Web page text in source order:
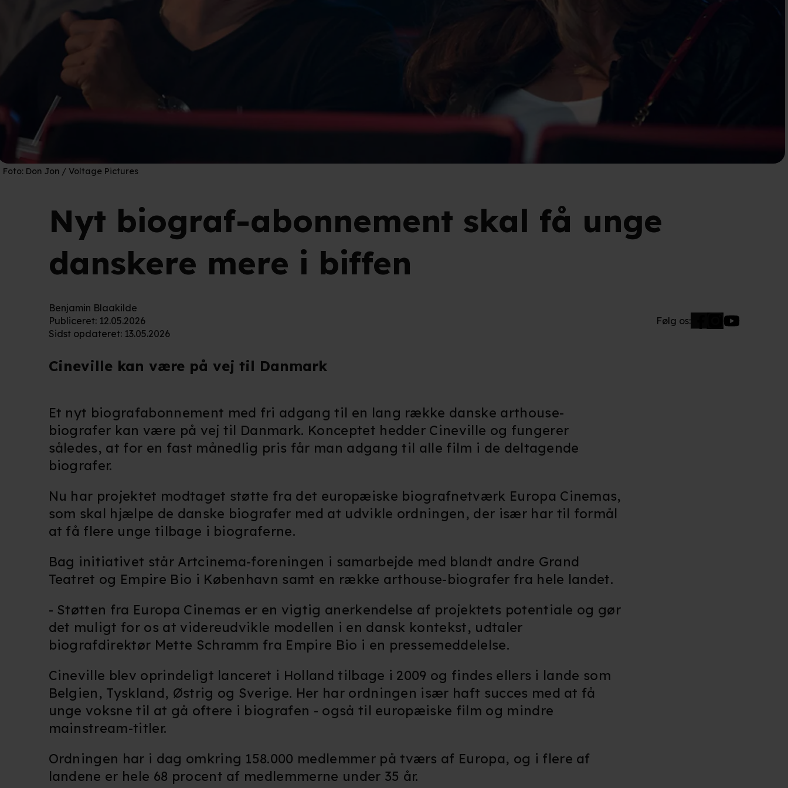
Foto: Don Jon / Voltage Pictures
Nyt biograf-abonnement skal få unge
danskere mere i biffen
Benjamin Blaakilde
Publiceret: 12.05.2026
Sidst opdateret: 13.05.2026
Følg os:
Cineville kan være på vej til Danmark
Et nyt biografabonnement med fri adgang til en lang række danske arthouse-
biografer kan være på vej til Danmark. Konceptet hedder Cineville og fungerer
således, at for en fast månedlig pris får man adgang til alle film i de deltagende
biografer.
Nu har projektet modtaget støtte fra det europæiske biografnetværk Europa Cinemas,
som skal hjælpe de danske biografer med at udvikle ordningen, der især har til formål
at få flere unge tilbage i biograferne.
Bag initiativet står Artcinema-foreningen i samarbejde med blandt andre Grand
Teatret og Empire Bio i København samt en række arthouse-biografer fra hele landet.
- Støtten fra Europa Cinemas er en vigtig anerkendelse af projektets potentiale og gør
det muligt for os at videreudvikle modellen i en dansk kontekst, udtaler
biografdirektør Mette Schramm fra Empire Bio i en pressemeddelelse.
Cineville blev oprindeligt lanceret i Holland tilbage i 2009 og findes ellers i lande som
Belgien, Tyskland, Østrig og Sverige. Her har ordningen især haft succes med at få
unge voksne til at gå oftere i biografen - også til europæiske film og mindre
mainstream-titler.
Ordningen har i dag omkring 158.000 medlemmer på tværs af Europa, og i flere af
landene er hele 68 procent af medlemmerne under 35 år.